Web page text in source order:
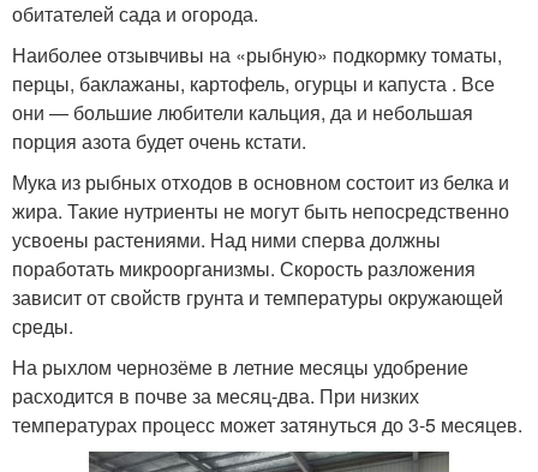
обитателей сада и огорода.
Наиболее отзывчивы на «рыбную» подкормку томаты,
перцы, баклажаны, картофель, огурцы и капуста . Все
они — большие любители кальция, да и небольшая
порция азота будет очень кстати.
Мука из рыбных отходов в основном состоит из белка и
жира. Такие нутриенты не могут быть непосредственно
усвоены растениями. Над ними сперва должны
поработать микроорганизмы. Скорость разложения
зависит от свойств грунта и температуры окружающей
среды.
На рыхлом чернозёме в летние месяцы удобрение
расходится в почве за месяц-два. При низких
температурах процесс может затянуться до 3-5 месяцев.